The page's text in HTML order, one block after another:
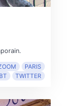
PARIS
TWITTER